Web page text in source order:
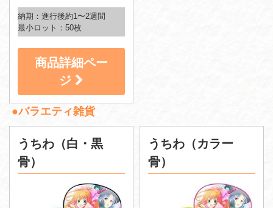
納期：進行後約1〜2週間
最小ロット：50枚
商品詳細ペー
ジ
●バラエティ雑貨
うちわ（白・黒
骨）
うちわ（カラー
骨）